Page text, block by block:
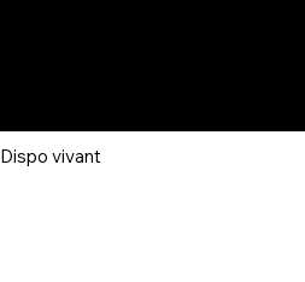
Dispo vivant